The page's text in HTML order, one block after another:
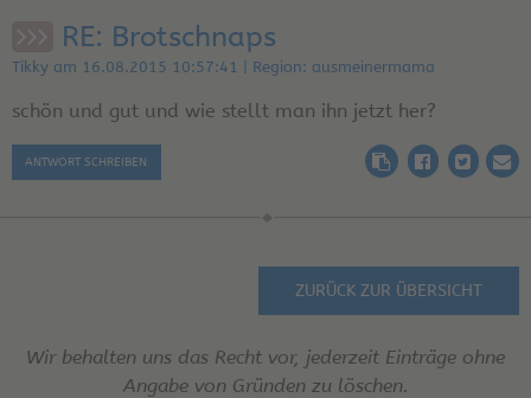
RE: Brotschnaps
Tikky am 16.08.2015 10:57:41 | Region: ausmeinermama
schön und gut und wie stellt man ihn jetzt her?
ANTWORT SCHREIBEN
ZURÜCK ZUR ÜBERSICHT
Wir behalten uns das Recht vor, jederzeit Einträge ohne
Angabe von Gründen zu löschen.